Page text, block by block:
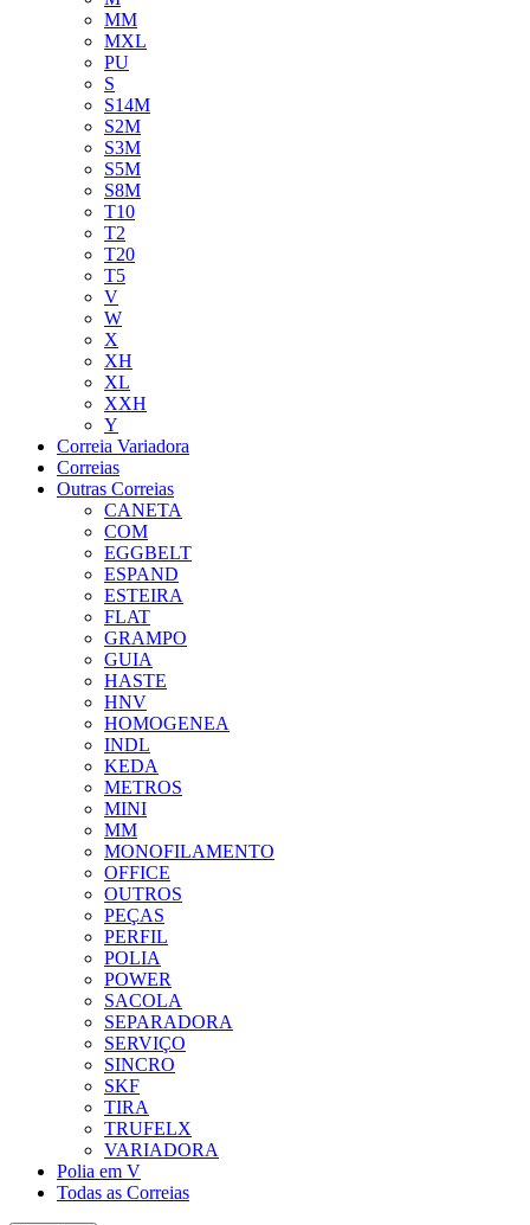
MM
MXL
PU
S
S14M
S2M
S3M
S5M
S8M
T10
T2
T20
T5
V
W
X
XH
XL
XXH
Y
Correia Variadora
Correias
Outras Correias
CANETA
COM
EGGBELT
ESPAND
ESTEIRA
FLAT
GRAMPO
GUIA
HASTE
HNV
HOMOGENEA
INDL
KEDA
METROS
MINI
MM
MONOFILAMENTO
OFFICE
OUTROS
PEÇAS
PERFIL
POLIA
POWER
SACOLA
SEPARADORA
SERVIÇO
SINCRO
SKF
TIRA
TRUFELX
VARIADORA
Polia em V
Todas as Correias